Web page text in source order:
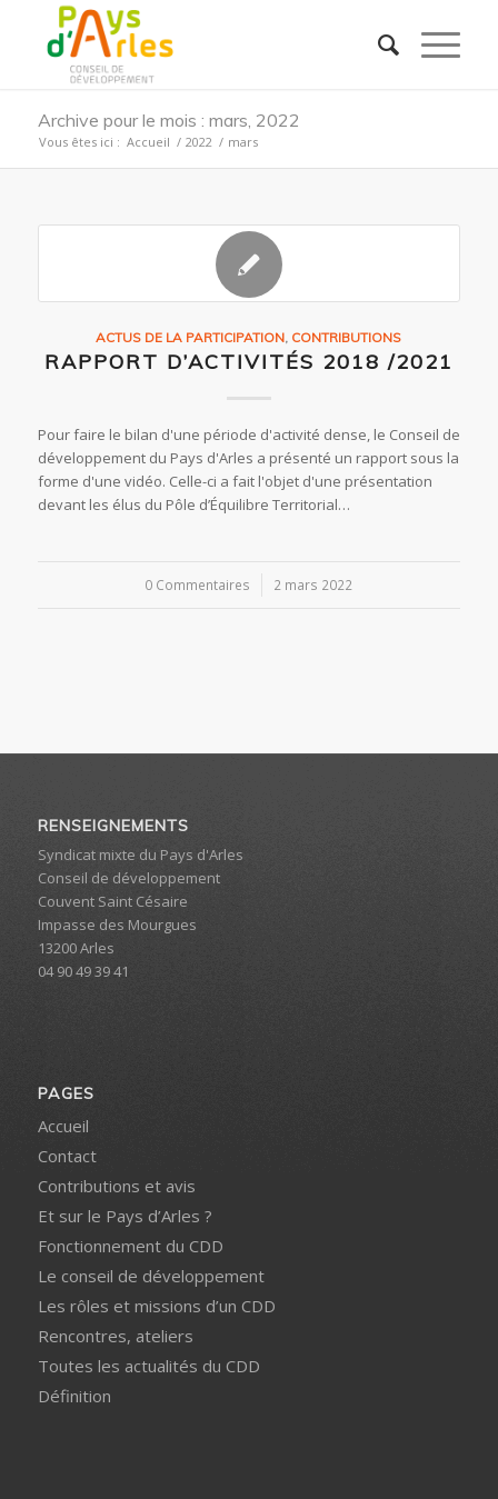
Archive pour le mois : mars, 2022
Vous êtes ici : Accueil / 2022 / mars
ACTUS DE LA PARTICIPATION, CONTRIBUTIONS
RAPPORT D’ACTIVITÉS 2018 /2021
Pour faire le bilan d'une période d'activité dense, le Conseil de
développement du Pays d'Arles a présenté un rapport sous la
forme d'une vidéo. Celle-ci a fait l'objet d'une présentation
devant les élus du Pôle d’Équilibre Territorial…
0 Commentaires
/ 2 mars 2022
RENSEIGNEMENTS
Syndicat mixte du Pays d'Arles
Conseil de développement
Couvent Saint Césaire
Impasse des Mourgues
13200 Arles
04 90 49 39 41
PAGES
Accueil
Contact
Contributions et avis
Et sur le Pays d’Arles ?
Fonctionnement du CDD
Le conseil de développement
Les rôles et missions d’un CDD
Rencontres, ateliers
Toutes les actualités du CDD
Définition